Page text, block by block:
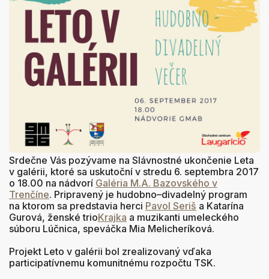
Srdečne Vás pozývame na Slávnostné ukončenie Leta
v galérii, ktoré sa uskutoční v stredu 6. septembra 2017
o 18.00 na nádvorí Galéria M.A. Bazovského v
Trenčíne. Pripravený je hudobno–divadelný program
na ktorom sa predstavia herci Pavol Seriš a Katarína
Gurová, ženské trioKrajka a muzikanti umeleckého
súboru Lúčnica, speváčka Mia Melicheríková.
Projekt Leto v galérii bol zrealizovaný vďaka
participatívnemu komunitnému rozpočtu TSK.